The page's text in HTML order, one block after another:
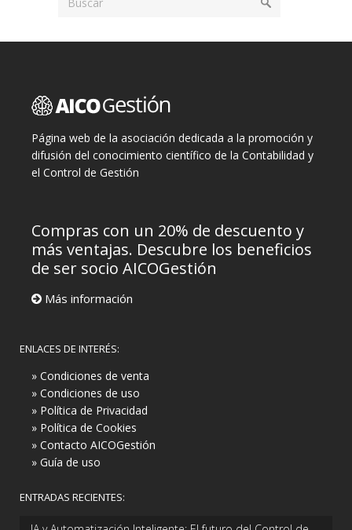
Página web de la asociación dedicada a la promoción y
difusión del conocimiento científico de la Contabilidad y
el Control de Gestión
Compras con un 20% de descuento y
más ventajas. Descubre los beneficios
de ser socio AICOGestión
Más información
ENLACES DE INTERÉS:
» Condiciones de venta
» Condiciones de uso
» Política de Privacidad
» Política de Cookies
» Contacto AICOGestión
» Guía de uso
ENTRADAS RECIENTES: